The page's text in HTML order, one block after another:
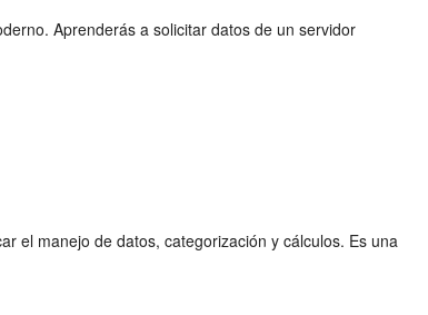
Aprenderás a solicitar datos de un servidor
el manejo de datos, categorización y cálculos. Es una